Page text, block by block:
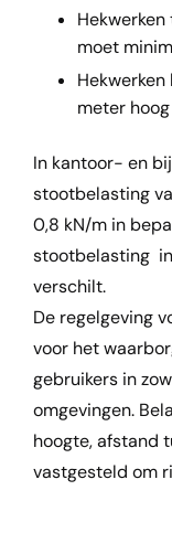
moet
Hekwerken
meter
In kantoor- en
stootbelasting
0,8 kN/m in
stootbelasting
verschilt.
De regelgeving
voor het
gebruikers in
omgevingen.
hoogte, afstand
vastgesteld om